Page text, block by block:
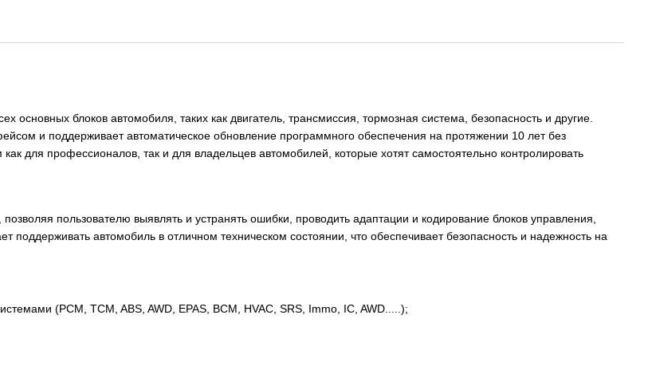
основных блоков автомобиля, таких как двигатель, трансмиссия, тормозная система, безопасность и другие.
и поддерживает автоматическое обновление программного обеспечения на протяжении 10 лет без
для профессионалов, так и для владельцев автомобилей, которые хотят самостоятельно контролировать
пользователю выявлять и устранять ошибки, проводить адаптации и кодирование блоков управления,
автомобиль в отличном техническом состоянии, что обеспечивает безопасность и надежность на
(PCM, TCM, ABS, AWD, EPAS, BCM, HVAC, SRS, Immo, IC, AWD.....);